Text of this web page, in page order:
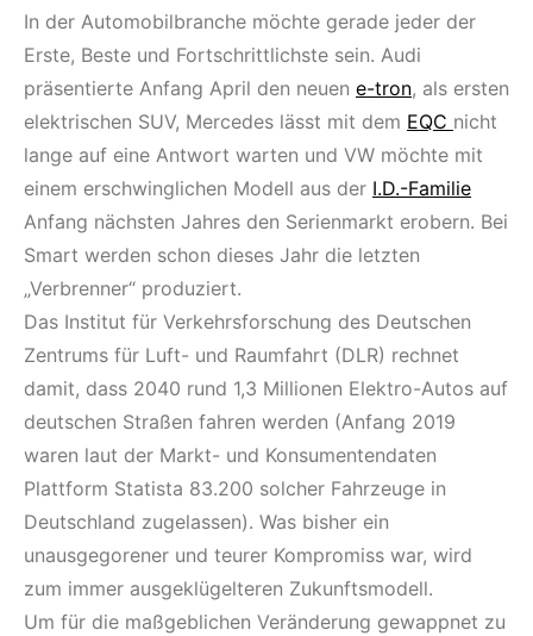
In der Automobilbranche möchte gerade jeder der
Erste, Beste und Fortschrittlichste sein. Audi
präsentierte Anfang April den neuen e-tron, als ersten
elektrischen SUV, Mercedes lässt mit dem EQC nicht
lange auf eine Antwort warten und VW möchte mit
einem erschwinglichen Modell aus der I.D.-Familie
Anfang nächsten Jahres den Serienmarkt erobern. Bei
Smart werden schon dieses Jahr die letzten
„Verbrenner“ produziert.
Das Institut für Verkehrsforschung des Deutschen
Zentrums für Luft- und Raumfahrt (DLR) rechnet
damit, dass 2040 rund 1,3 Millionen Elektro-Autos auf
deutschen Straßen fahren werden (Anfang 2019
waren laut der Markt- und Konsumentendaten
Plattform Statista 83.200 solcher Fahrzeuge in
Deutschland zugelassen). Was bisher ein
unausgegorener und teurer Kompromiss war, wird
zum immer ausgeklügelteren Zukunftsmodell.
Um für die maßgeblichen Veränderung gewappnet zu